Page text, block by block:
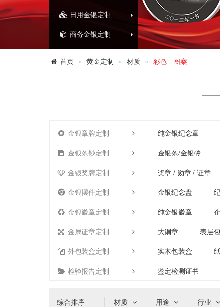
日用金银定制
商务金银定制
首页 黄金定制 材质 彩色 - 图案
金银章牌定制
纯金银纪念章
金银条钞定制
金银条/金银砖
金银奖牌定制
奖章 / 勋章 / 证章
金银摆件定制
金银纪念盘
金银徽章定制
纯金银徽章
金属证章定制
大铜章
表层
外包装盒定制
实木包装盒
检验报告定制
鉴定检测证书
综合排序 材质 用途 行业